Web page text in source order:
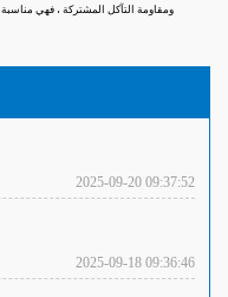
ومقاومة التآكل المشتركة ، فهي
2025-09-20 09:37:52
2025-09-18 09:36:46